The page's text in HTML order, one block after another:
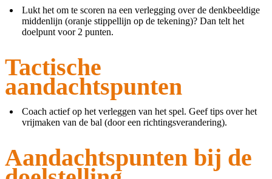
Lukt het om te scoren na een verlegging over de denkbeeldige
middenlijn (oranje stippellijn op de tekening)? Dan telt het
doelpunt voor 2 punten.
Tactische
aandachtspunten
Coach actief op het verleggen van het spel. Geef tips over het
vrijmaken van de bal (door een richtingsverandering).
Aandachtspunten bij de